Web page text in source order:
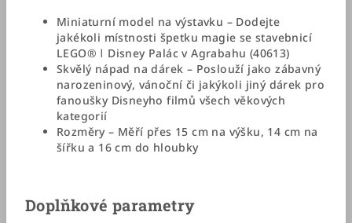
Miniaturní model na výstavku – Dodejte
jakékoli místnosti špetku magie se stavebnicí
LEGO® ǀ Disney Palác v Agrabahu (40613)
Skvělý nápad na dárek – Poslouží jako zábavný
narozeninový, vánoční či jakýkoli jiný dárek pro
fanoušky Disneyho filmů všech věkových
kategorií
Rozměry – Měří přes 15 cm na výšku, 14 cm na
šířku a 16 cm do hloubky
Doplňkové parametry